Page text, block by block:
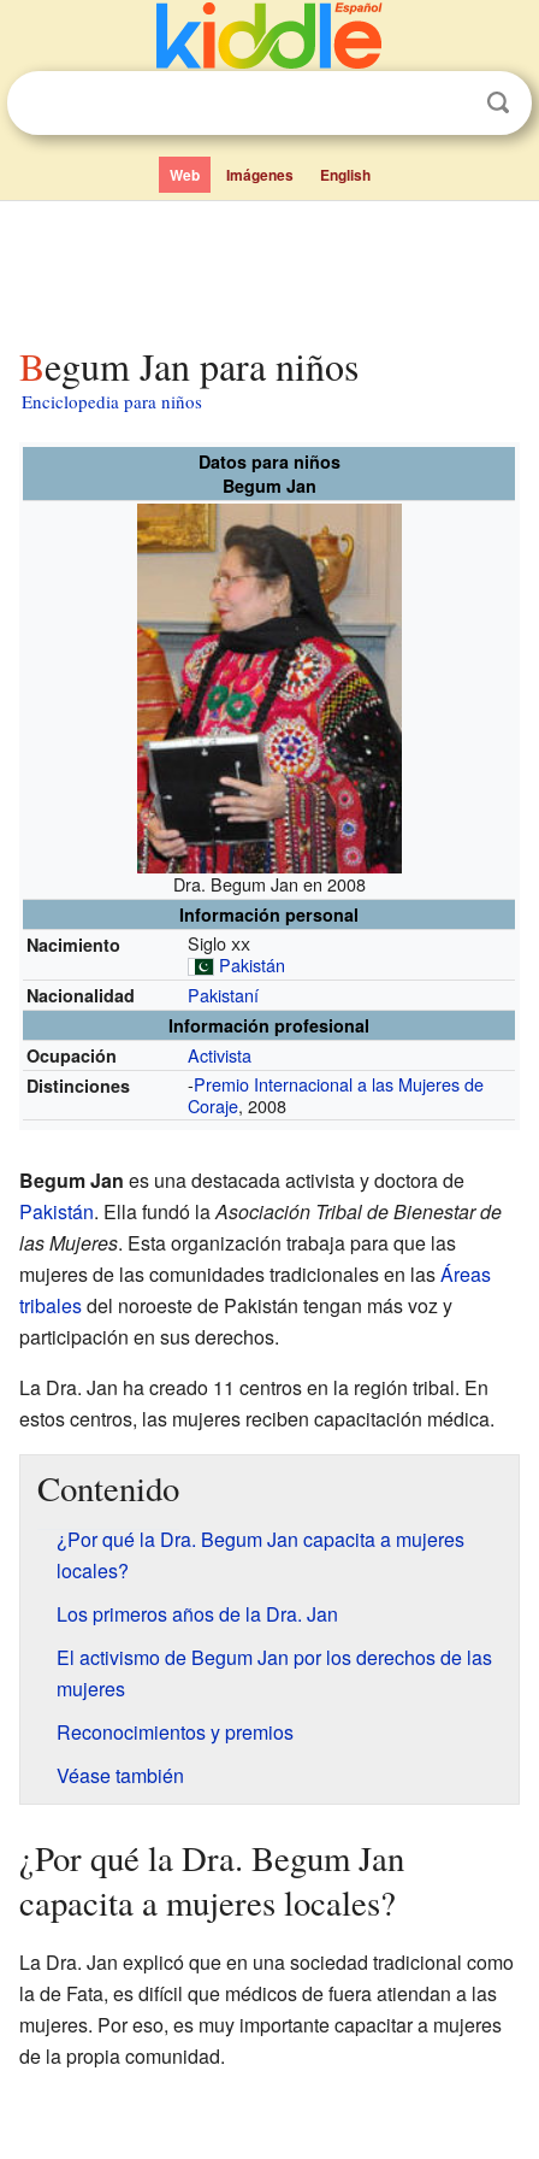
Web Imágenes English
Begum Jan para niños
Enciclopedia para niños
Datos para niños
Begum Jan
Dra. Begum Jan en 2008
Información personal
Nacimiento
Sigloxx
Pakistán
Nacionalidad Pakistaní
Información profesional
Ocupación
Activista
Distinciones -Premio Internacional a las Mujeres de
Coraje, 2008
Begum Jan es una destacada activista y doctora de
Pakistán. Ella fundó laAsociación Tribal de Bienestar de
las Mujeres. Esta organización trabaja para que las
mujeres de las comunidades tradicionales en lasÁreas
tribalesdel noroeste de Pakistán tengan más voz y
participación en sus derechos.
La Dra. Jan ha creado 11 centros en la región tribal. En
estos centros, las mujeres reciben capacitación médica.
Contenido
¿Por qué la Dra. Begum Jan capacita a mujeres
locales?
Los primeros años de la Dra. Jan
El activismo de Begum Jan por los derechos de las
mujeres
Reconocimientos y premios
Véase también
¿Por qué la Dra. Begum Jan
capacita a mujeres locales?
La Dra. Jan explicó que en una sociedad tradicional como
la de Fata, es difícil que médicos de fuera atiendan a las
mujeres. Por eso, es muy importante capacitar a mujeres
de la propia comunidad.